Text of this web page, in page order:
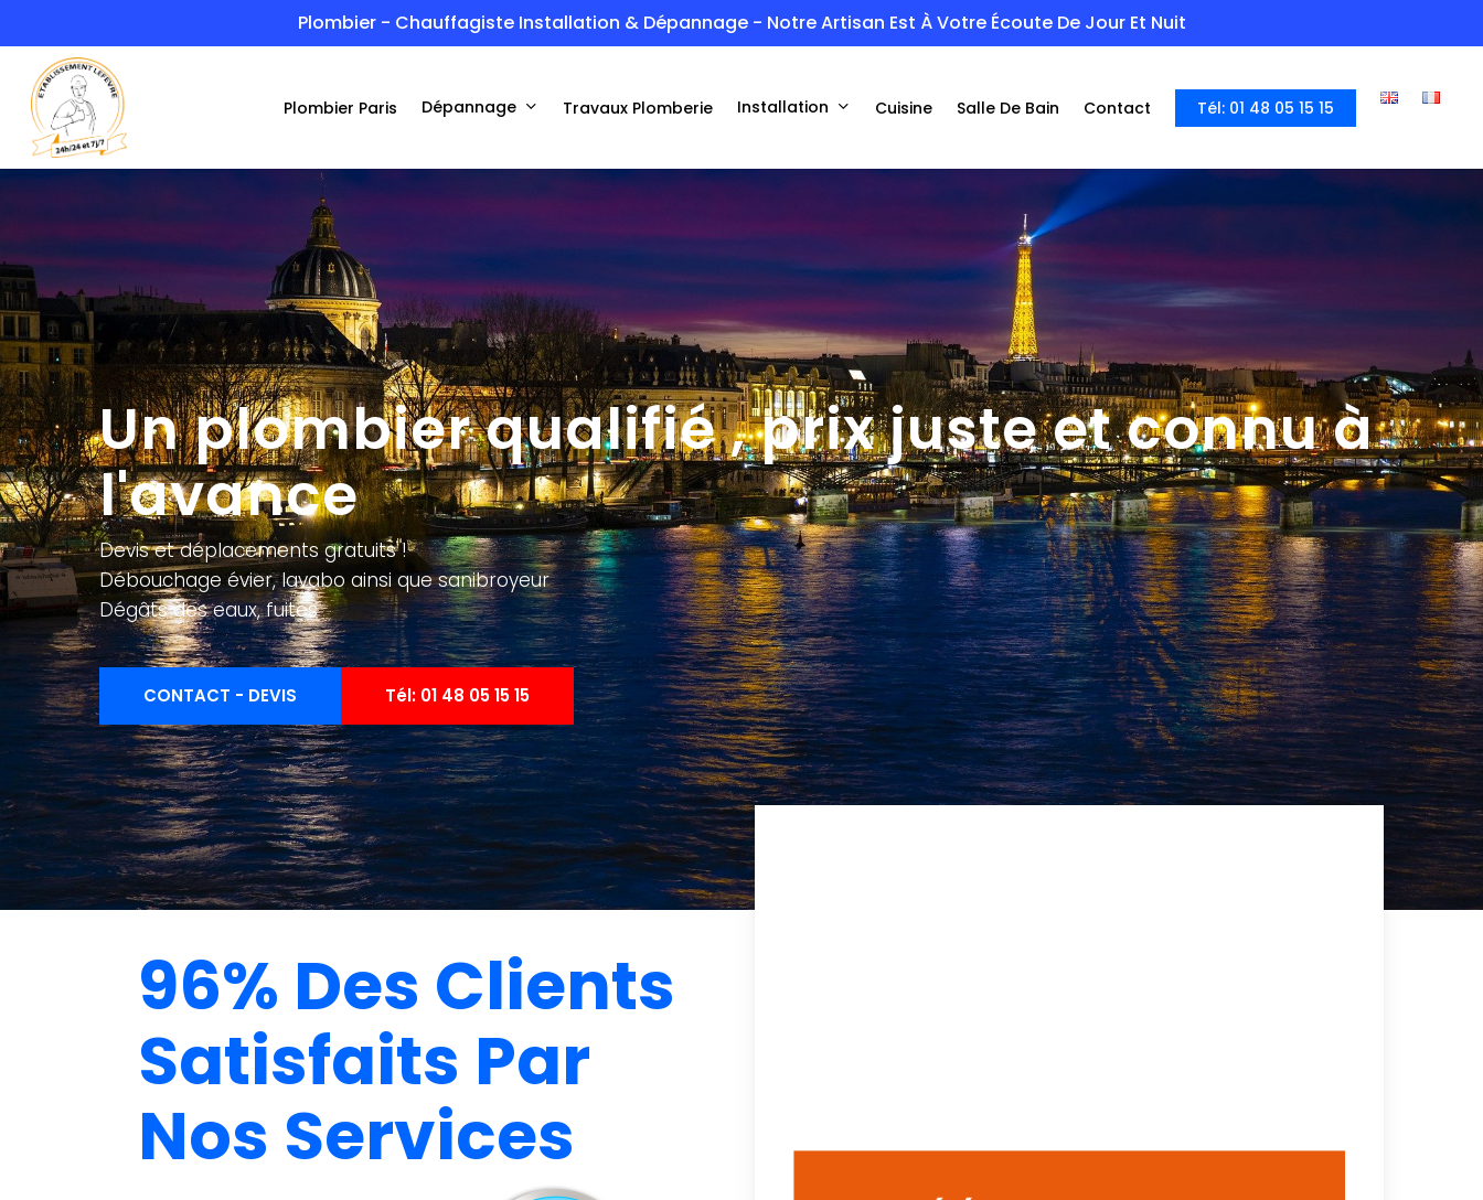
to
main
content
Plombier - Chauffagiste Installation & Dépannage - Notre Artisan Est À Votre Écoute De Jour Et Nuit
Plombier Paris Dépannage Travaux Plomberie Installation Cuisine Salle De Bain Contact Tél: 01 48 05 15 15
Un plombier qualifié , prix juste et connu à
l'avance
Devis et déplacements gratuits !
Débouchage évier, lavabo ainsi que sanibroyeur
Dégâts des eaux, fuites
CONTACT - DEVIS Tél: 01 48 05 15 15
96% Des Clients
Satisfaits Par
Nos Services